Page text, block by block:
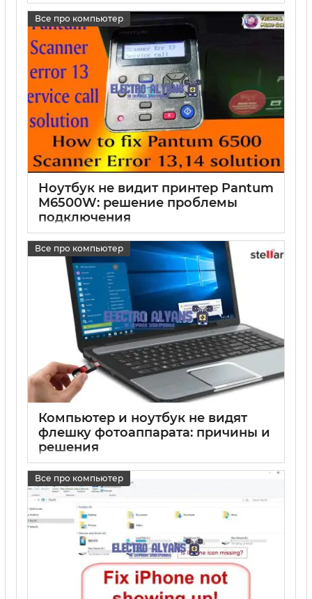
Все про компьютер
Ноутбук не видит принтер Pantum
M6500W: решение проблемы
подключения
Все про компьютер
Компьютер и ноутбук не видят
флешку фотоаппарата: причины и
решения
Все про компьютер